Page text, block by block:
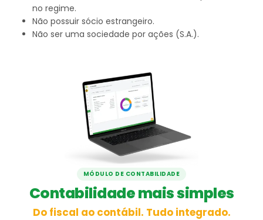
no regime.
Não possuir sócio estrangeiro.
Não ser uma sociedade por ações (S.A.).
MÓDULO DE CONTABILIDADE
Contabilidade mais simples
Do fiscal ao contábil. Tudo integrado.